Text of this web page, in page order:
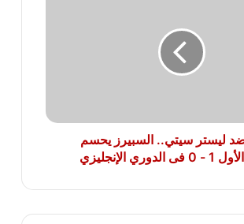
النائب سامي سوس عضو مجلس النواب عن
الفتاح السيسي رئيس الجمهورية
ضد ليستر سيتي.. السبيرز يحسم
الإنجليزي